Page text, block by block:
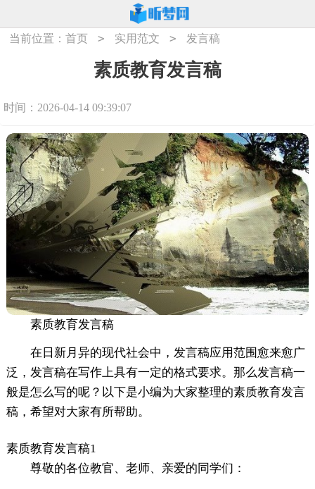
当前位置：首页 > 实用范文 > 发言稿
素质教育发言稿
时间：2026-04-14 09:39:07
素质教育发言稿
在日新月异的现代社会中，发言稿应用范围愈来愈广
泛，发言稿在写作上具有一定的格式要求。那么发言稿一
般是怎么写的呢？以下是小编为大家整理的素质教育发言
稿，希望对大家有所帮助。
素质教育发言稿1
尊敬的各位教官、老师、亲爱的同学们：